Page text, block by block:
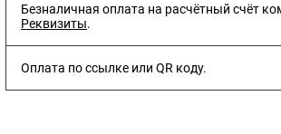
Безналичная оплата на расчётный счёт
Реквизиты.
Оплата по ссылке или QR коду.